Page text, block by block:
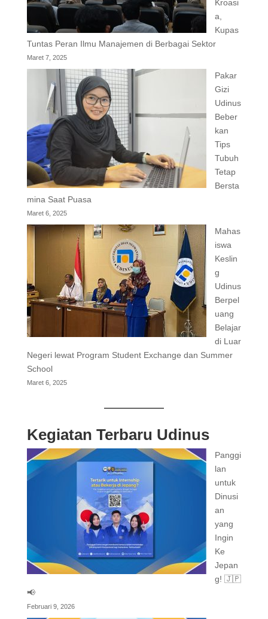
Kroasi
a,
Kupas
Tuntas Peran Ilmu Manajemen di Berbagai Sektor
Maret 7, 2025
Pakar
Gizi
Udinus
Beber
kan
Tips
Tubuh
Tetap
Bersta
mina Saat Puasa
Maret 6, 2025
Mahas
iswa
Keslin
g
Udinus
Berpel
uang
Belajar
di Luar
Negeri lewat Program Student Exchange dan Summer
School
Maret 6, 2025
Kegiatan Terbaru Udinus
Panggi
lan
untuk
Dinusi
an
yang
Ingin
Ke
Jepan
g! 🇯🇵
📢
Februari 9, 2026